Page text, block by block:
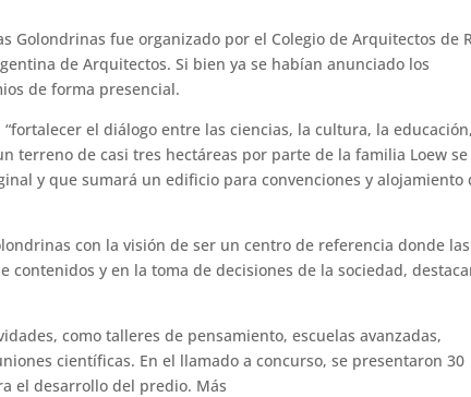
Golondrinas fue organizado por el Colegio de Arquitectos de
de Arquitectos. Si bien ya se habían anunciado los
de forma presencial.
el diálogo entre las ciencias, la cultura, la
terreno de casi tres hectáreas por parte de la familia Loew se
y que sumará un edificio para convenciones y alojamiento
con la visión de ser un centro de referencia donde las
contenidos y en la toma de decisiones de la sociedad,
como talleres de pensamiento, escuelas avanzadas,
científicas. En el llamado a concurso, se presentaron 30
el desarrollo del predio. Más